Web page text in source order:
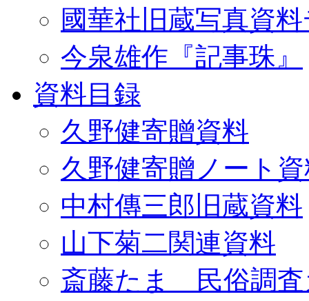
國華社旧蔵写真資
今泉雄作『記事珠』
資料目録
久野健寄贈資料
久野健寄贈ノート
中村傳三郎旧蔵資料
山下菊二関連資料
斎藤たま 民俗調査